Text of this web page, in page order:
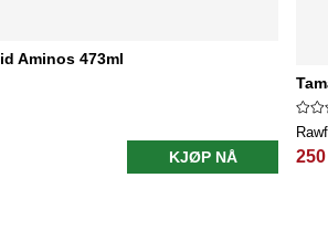
Aminos 473ml
KJØP NÅ